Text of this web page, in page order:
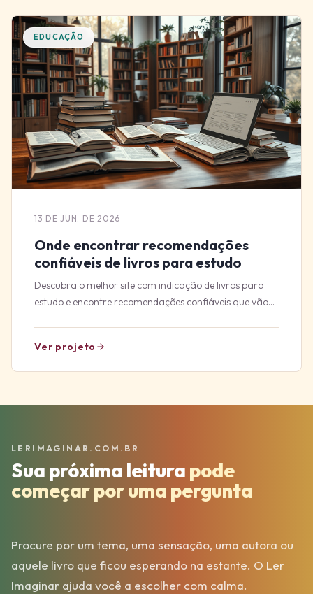
EDUCAÇÃO
13 DE JUN. DE 2026
Onde encontrar recomendações
confiáveis de livros para estudo
Descubra o melhor site com indicação de livros para
estudo e encontre recomendações confiáveis que vão
Ver projeto
LERIMAGINAR.COM.BR
Sua próxima leitura pode
começar por uma pergunta
Procure por um tema, uma sensação, uma autora ou
aquele livro que ficou esperando na estante. O Ler
Imaginar ajuda você a escolher com calma.